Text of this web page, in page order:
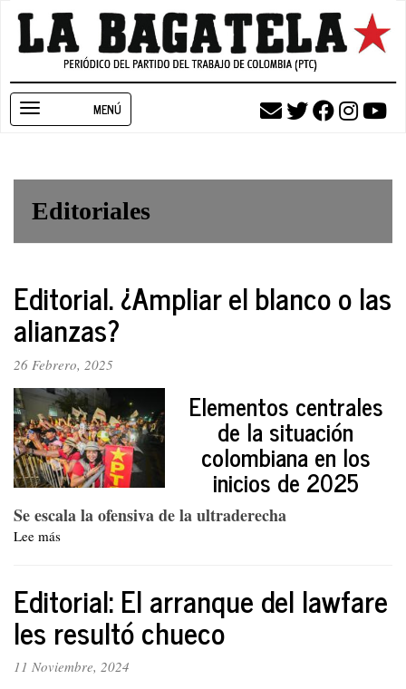
Pasar
contenido
navigation
Editoriales
Editorial. ¿Ampliar el blanco o las
alianzas?
26 Febrero, 2025
Elementos centrales
de la situación
colombiana en los
inicios de 2025
Se escala la ofensiva de la ultraderecha
Lee más
el
blanco
o
las
alianzas?
Editorial: El arranque del lawfare
les resultó chueco
11 Noviembre, 2024